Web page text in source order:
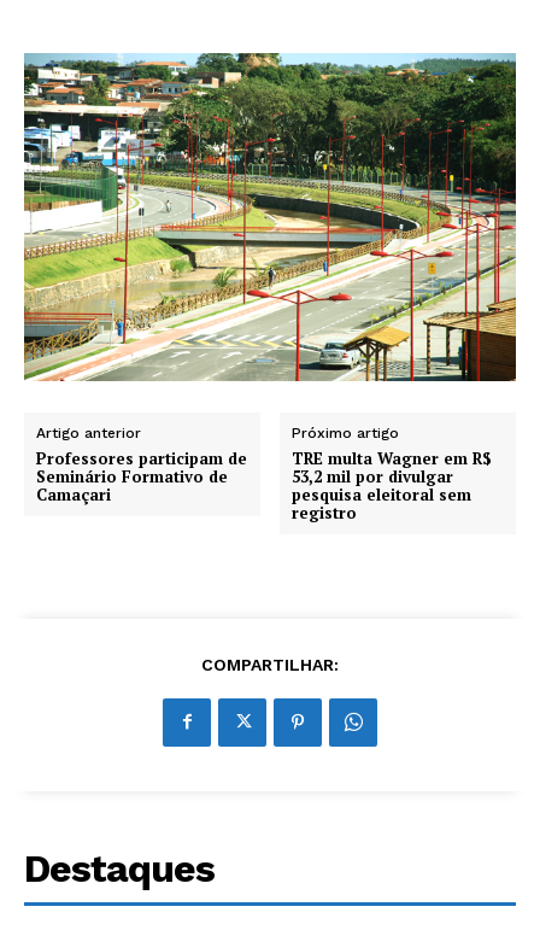
Artigo anterior
Professores participam de
Seminário Formativo de
Camaçari
Próximo artigo
TRE multa Wagner em R$
53,2 mil por divulgar
pesquisa eleitoral sem
registro
COMPARTILHAR:
Destaques